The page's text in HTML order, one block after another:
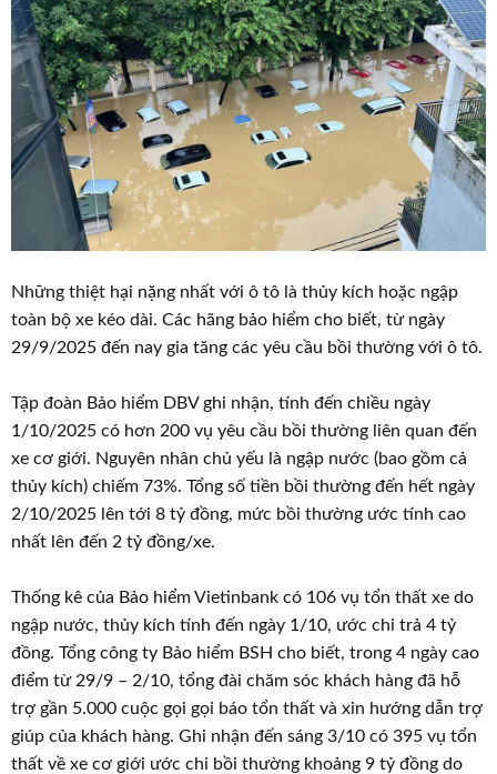
Những thiệt hại nặng nhất với ô tô là thủy kích hoặc ngập
toàn bộ xe kéo dài. Các hãng bảo hiểm cho biết, từ ngày
29/9/2025 đến nay gia tăng các yêu cầu bồi thường với ô tô.
Tập đoàn Bảo hiểm DBV ghi nhận, tính đến chiều ngày
1/10/2025 có hơn 200 vụ yêu cầu bồi thường liên quan đến
xe cơ giới. Nguyên nhân chủ yếu là ngập nước (bao gồm cả
thủy kích) chiếm 73%. Tổng số tiền bồi thường đến hết ngày
2/10/2025 lên tới 8 tỷ đồng, mức bồi thường ước tính cao
nhất lên đến 2 tỷ đồng/xe.
Thống kê của Bảo hiểm Vietinbank có 106 vụ tổn thất xe do
ngập nước, thủy kích tính đến ngày 1/10, ước chi trả 4 tỷ
đồng. Tổng công ty Bảo hiểm BSH cho biết, trong 4 ngày cao
điểm từ 29/9 – 2/10, tổng đài chăm sóc khách hàng đã hỗ
trợ gần 5.000 cuộc gọi gọi báo tổn thất và xin hướng dẫn trợ
giúp của khách hàng. Ghi nhận đến sáng 3/10 có 395 vụ tổn
thất về xe cơ giới ước chi bồi thường khoảng 9 tỷ đồng do